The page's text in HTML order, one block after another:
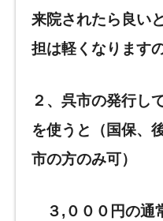
来院されたら良い
担は軽くなります
２、 呉市の発行し
を使うと
（国保、
市の方のみ可）
３, ０００円の通